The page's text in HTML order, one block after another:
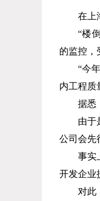
在上海
“楼倒倒
的监控，
“今年1
内工程质
据悉，
由于是
公司会先
事实上
开发企业
对此，